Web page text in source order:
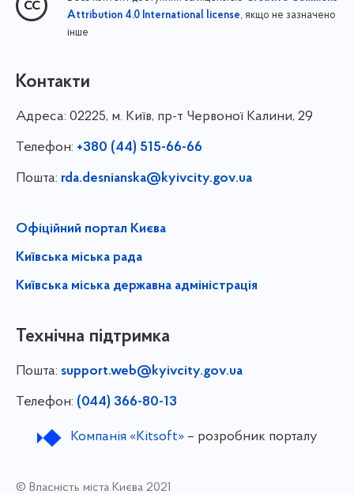
Attribution 4.0 International license, якщо не зазначено
інше
Контакти
Адреса: 02225, м. Київ, пр-т Червоної Калини, 29
Телефон: +380 (44) 515-66-66
Пошта: rda.desnianska@kyivcity.gov.ua
Офіційний портал Києва
Київська міська рада
Київська міська державна адміністрація
Технічна підтримка
Пошта: support.web@kyivcity.gov.ua
Телефон: (044) 366-80-13
Компанія «Kitsoft»– розробник порталу
© Власність міста Києва 2021